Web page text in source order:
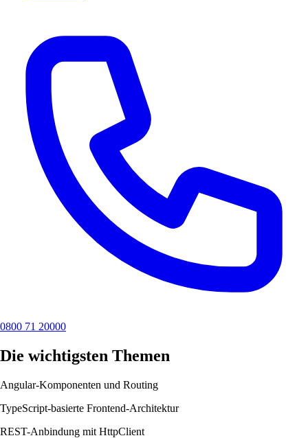
0800 71 20000
Die wichtigsten Themen
Angular-Komponenten und Routing
TypeScript-basierte Frontend-Architektur
REST-Anbindung mit HttpClient